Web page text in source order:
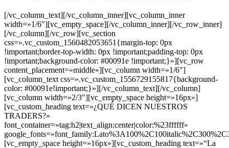
[/vc_column_text][/vc_column_inner][vc_column_inner
width=»1/6″][vc_empty_space][/vc_column_inner][/vc_row_inner]
[/vc_column][/vc_row][vc_section
css=».vc_custom_1560482053651{margin-top: 0px
!important;border-top-width: 0px !important;padding-top: 0px
!important;background-color: #00091e !important;}»][vc_row
content_placement=»middle»][vc_column width=»1/6″]
[vc_column_text css=».vc_custom_1556729155817{background-
color: #00091e!important;}»][/vc_column_text][/vc_column]
[vc_column width=»2/3″][vc_empty_space height=»16px»]
[vc_custom_heading text=»¿QUÉ DICEN NUESTROS
TRADERS?»
font_container=»tag:h2|text_align:center|color:%23ffffff»
[vc_empty_space height=»16px»][vc_custom_heading text=»“La